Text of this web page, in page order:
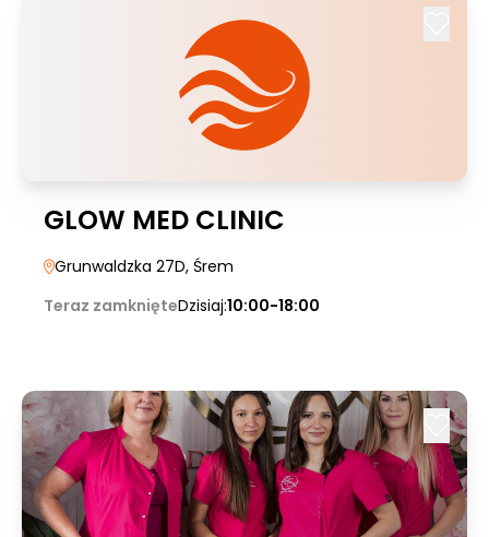
GLOW MED CLINIC
Grunwaldzka 27D, Śrem
Teraz zamknięteDzisiaj:10:00-18:00